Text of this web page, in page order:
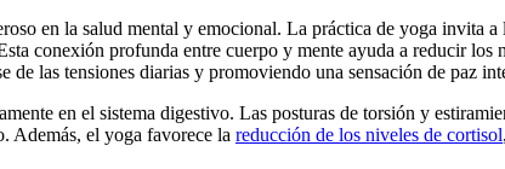
en la salud mental y emocional. La práctica de yoga invita
conexión profunda entre cuerpo y mente ayuda a reducir
las tensiones diarias y promoviendo una sensación de paz
en el sistema digestivo. Las posturas de torsión y
Además, el yoga favorece la reducción de los niveles de cortisol